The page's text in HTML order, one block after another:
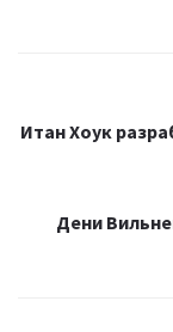
Итан Хоук
Дени